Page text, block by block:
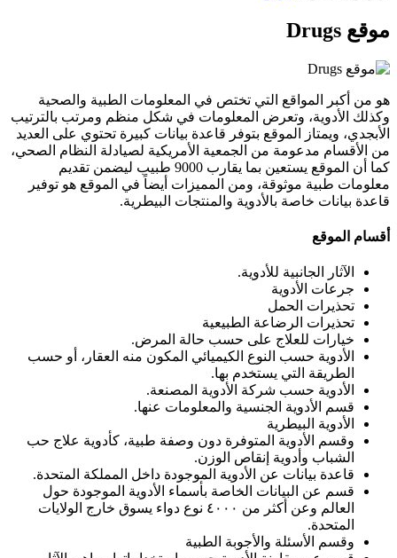
موقع Drugs
هو من أكبر المواقع التي تختص في المعلومات الطبية والصحية
وكذلك الأدوية، وتعرض المعلومات في شكل منظم ومرتب بالترتيب
الأبجدي، ويمتاز الموقع بتوفر قاعدة بيانات كبيرة تحتوي على العديد
من الأقسام مدعومة من الجمعية الأمريكية لصيادلة النظام الصحي،
كما أن الموقع يستعين بما يقارب 9000 طبيب ليضمن تقديم
معلومات طبية موثوقة، ومن المميزات أيضاً في الموقع هو توفير
قاعدة بيانات خاصة بالأدوية والمنتجات البيطرية.
أقسام الموقع
الآثار الجانبية للأدوية.
جرعات الأدوية
تحذيرات الحمل
تحذيرات الرضاعة الطبيعية
خيارات للعلاج على حسب حالة المرض.
الأدوية حسب النوع الكيميائي المكون منه العقار، أو حسب
الطريقة التي يستخدم بها.
الأدوية حسب شركة الأدوية المصنعة.
قسم الأدوية الجنسية والمعلومات عنها.
الأدوية البيطرية
وقسم الأدوية المتوفرة دون وصفة طبية، كأدوية علاج حب
الشباب وأدوية إنقاص الوزن.
قاعدة بيانات عن الأدوية الموجودة داخل المملكة المتحدة.
قسم عن البيانات الخاصة بأسماء الأدوية الموجودة حول
العالم وعن أكثر من ٤٠٠٠ نوع دواء يسوق خارج الولايات
المتحدة.
وقسم الأسئلة والأجوبة الطبية